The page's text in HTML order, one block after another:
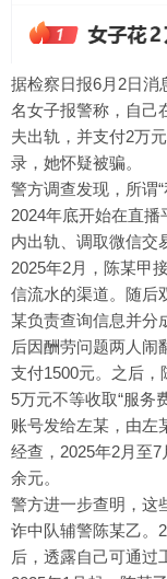
据检察日报6月2日消
名女子报警称，自己
夫出轨，并支付2万
录，她怀疑被骗。
警方调查发现，所谓
2024年底开始在直播
内出轨、调取微信交
2025年2月，陈某甲
信流水的渠道。随后
某负责查询信息并分
后因酬劳问题两人闹
支付1500元。之后，
5万元不等收取“服务
账号发给左某，由左
经查，2025年2月至7
余元。
警方进一步查明，这
诈中队辅警陈某乙。
后，透露自己可通过